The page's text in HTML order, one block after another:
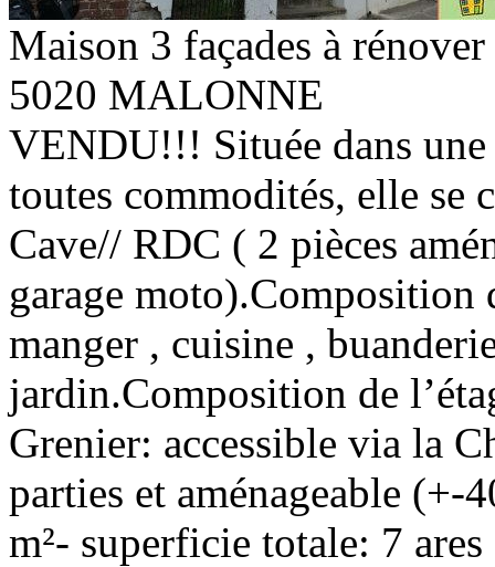
Maison 3 façades à rénover
5020 MALONNE
VENDU!!! Située dans
toutes commodités, elle se
Cave// RDC ( 2 pièces
garage moto).Composition
manger , cuisine ,
jardin.Composition de
Grenier: accessible via la
parties et aménageable (+-
m²- superficie totale: 7